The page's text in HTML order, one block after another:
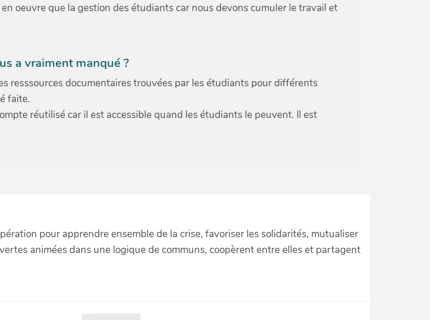
oeuvre que la gestion des étudiants car nous devons cumuler le travail et
a vraiment manqué ?
resssources documentaires trouvées par les étudiants pour différents
faite.
réutilisé car il est accessible quand les étudiants le peuvent. Il est